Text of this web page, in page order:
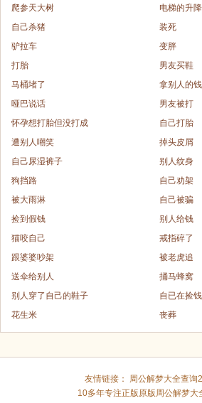
爬参天大树
电梯的升降
自己杀猪
装死
驴拉车
变胖
打胎
男友买鞋
马桶堵了
拿别人的钱
哑巴说话
男友被打
怀孕想打胎但没打成
自己打胎
遭别人嘲笑
掉头皮屑
自己尿湿裤子
别人纹身
狗挡路
自己劝架
被大雨淋
自己被骗
捡到假钱
别人给钱
猫咬自己
戒指碎了
跟婆婆吵架
被老虎追
送伞给别人
捅马蜂窝
别人穿了自己的鞋子
自已在捡钱
花生米
丧葬
友情链接：
周公解梦大全查询
10多年专注正版原版周公解梦大